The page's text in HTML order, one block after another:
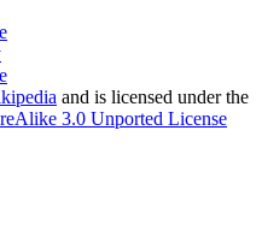
and is licensed under the
3.0 Unported License